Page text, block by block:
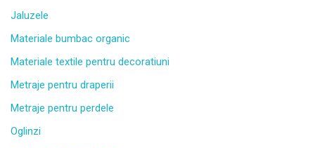
Jaluzele
Materiale bumbac organic
Materiale textile pentru decoratiuni
Metraje pentru draperii
Metraje pentru perdele
Oglinzi